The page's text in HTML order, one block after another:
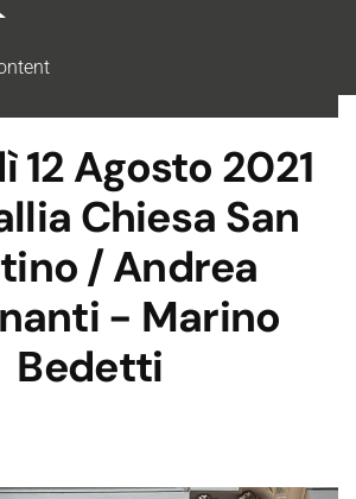
12 Agosto 2021
Chiesa San
/ Andrea
- Marino
Bedetti